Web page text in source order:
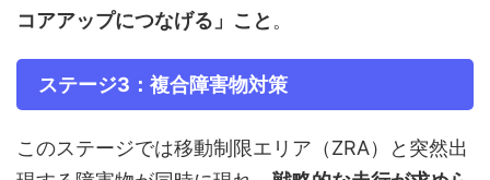
コアアップにつなげる」こと 。
ステージ3：複合障害物対策
このステージでは移動制限エリア（ZRA）と突然出